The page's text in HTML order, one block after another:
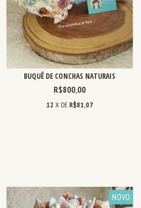
BUQUÊ DE CONCHAS NATURAIS
R$800,00
12 X DE R$81,07
NOVO